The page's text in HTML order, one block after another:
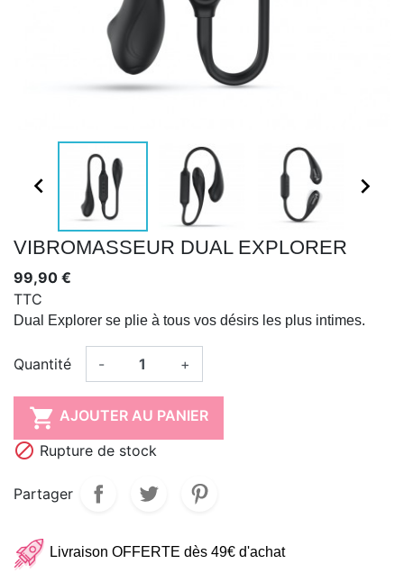
 
VIBROMASSEUR DUAL EXPLORER
99,90 €
TTC
Dual Explorer se plie à tous vos désirs les plus intimes.
Quantité - +
 AJOUTER AU PANIER
 Rupture de stock
Partager
Livraison OFFERTE dès 49€ d'achat